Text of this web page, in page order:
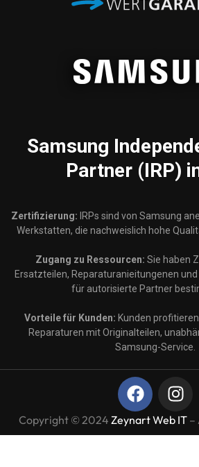
Samsung
Partner (IRP)
Zertifizierung: IRPs sind von Samsung
Werkstatten, die nachweislich hohe
Zugang zu Ressourcen: Sie haben
Ersatzteilen, Reparaturanieitungenen
für autorisierte Partner
Vorteile für Kunden: Kunden
Reparaturen mit Originalteilen,
Samsung-Service.
Copyright © 2024 Zeynart Web IT –